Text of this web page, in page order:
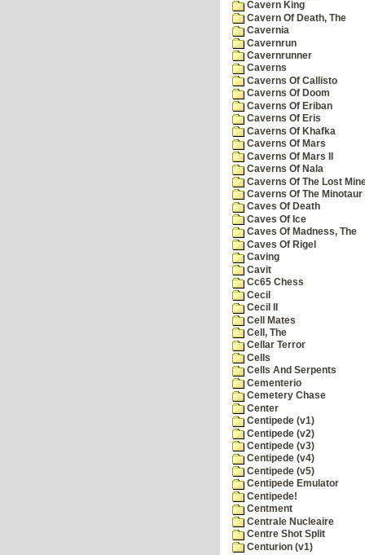
Cavern King
Cavern Of Death, The
Cavernia
Cavernrun
Cavernrunner
Caverns
Caverns Of Callisto
Caverns Of Doom
Caverns Of Eriban
Caverns Of Eris
Caverns Of Khafka
Caverns Of Mars
Caverns Of Mars II
Caverns Of Nala
Caverns Of The Lost
Caverns Of The Minotaur
Caves Of Death
Caves Of Ice
Caves Of Madness, The
Caves Of Rigel
Caving
Cavit
Cc65 Chess
Cecil
Cecil II
Cell Mates
Cell, The
Cellar Terror
Cells
Cells And Serpents
Cementerio
Cemetery Chase
Center
Centipede (v1)
Centipede (v2)
Centipede (v3)
Centipede (v4)
Centipede (v5)
Centipede Emulator
Centipede!
Centment
Centrale Nucleaire
Centre Shot Split
Centurion (v1)